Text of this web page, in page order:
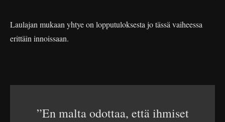
Laulajan mukaan yhtye on lopputuloksesta jo tässä vaiheessa
erittäin innoissaan.
”En malta odottaa, että ihmiset